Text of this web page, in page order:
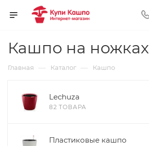
Кашпо на ножках
Главная — Каталог — Кашпо
Lechuza
82 ТОВАРА
Пластиковые кашпо